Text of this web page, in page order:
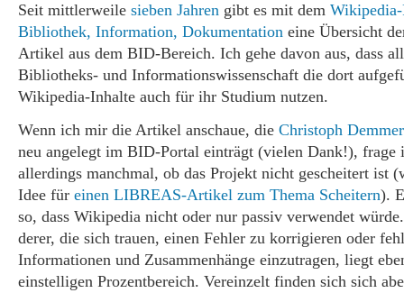
Seit mittlerweile sieben Jahren gibt es mit dem
Bibliothek, Information, Dokumentation eine Übersicht
Artikel aus dem BID-Bereich. Ich gehe davon aus, dass
Bibliotheks- und Informationswissenschaft die dort
Wikipedia-Inhalte auch für ihr Studium nutzen.
Wenn ich mir die Artikel anschaue, die Christoph Demmer
neu angelegt im BID-Portal einträgt (vielen Dank!), frage
allerdings manchmal, ob das Projekt nicht gescheitert ist
Idee für einen LIBREAS-Artikel zum Thema Scheitern).
so, dass Wikipedia nicht oder nur passiv verwendet
derer, die sich trauen, einen Fehler zu korrigieren oder
Informationen und Zusammenhänge einzutragen, liegt
einstelligen Prozentbereich. Vereinzelt finden sich sich